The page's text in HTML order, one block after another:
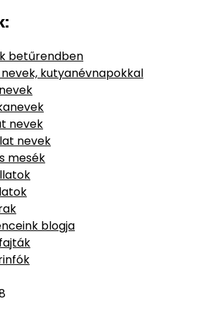
betűrendben
kutyanévnapokkal
nevek
nevek
mesék
blogja